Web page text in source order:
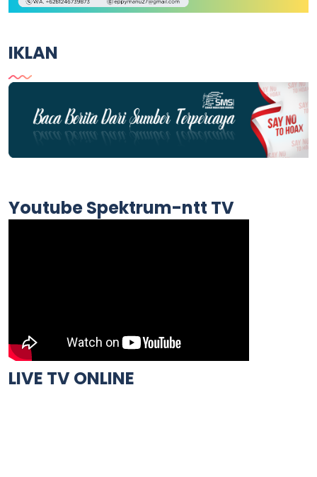
IKLAN
Youtube Spektrum-ntt TV
LIVE TV ONLINE